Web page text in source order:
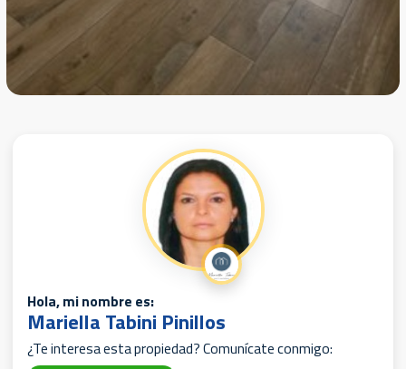
Hola, mi nombre es:
Mariella Tabini Pinillos
¿Te interesa esta propiedad? Comunícate conmigo: